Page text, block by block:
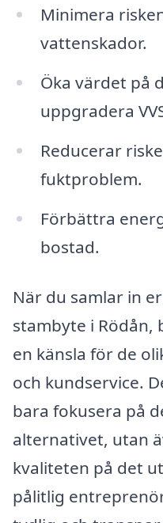
Minimera
vattenskador.
Öka värdet på
uppgradera
Reducerar
fuktproblem.
Förbättra
bostad.
När du samlar in
stambyte i Rödån,
en känsla för de
och kundservice.
bara fokusera på
alternativet, utan
kvaliteten på det
pålitlig